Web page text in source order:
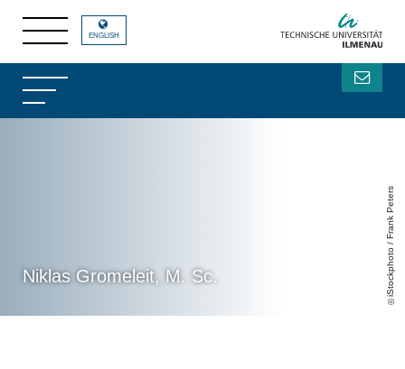
Niklas Gromeleit, M. Sc. iStockphoto / Frank Peters
ENGLISH